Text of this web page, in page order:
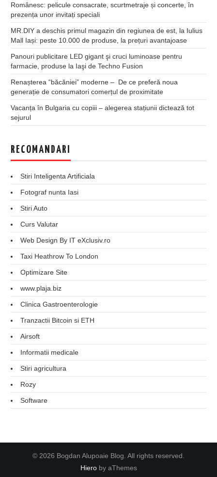
Românesc: pelicule consacrate, scurtmetraje și concerte, în
prezența unor invitați speciali
MR.DIY a deschis primul magazin din regiunea de est, la Iulius
Mall Iași: peste 10.000 de produse, la prețuri avantajoase
Panouri publicitare LED gigant şi cruci luminoase pentru
farmacie, produse la Iaşi de Techno Fusion
Renașterea “băcăniei” moderne – De ce preferă noua
generație de consumatori comerțul de proximitate
Vacanța în Bulgaria cu copiii – alegerea stațiunii dictează tot
sejurul
RECOMANDARI
Stiri Inteligenta Artificiala
Fotograf nunta Iasi
Stiri Auto
Curs Valutar
Web Design By IT eXclusiv.ro
Taxi Heathrow To London
Optimizare Site
www.plaja.biz
Clinica Gastroenterologie
Tranzactii Bitcoin si ETH
Airsoft
Informatii medicale
Stiri agricultura
Rozy
Software
© 2026 Bogdan Alupoaie Blog. All rights reserved.
Hieroby aThemes